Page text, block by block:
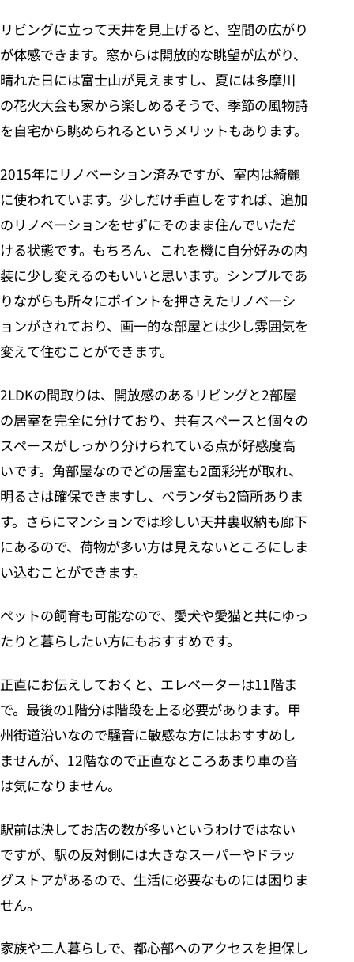
リビングに立って天井を見上げると、空間の広がり
が体感できます。窓からは開放的な眺望が広がり、
晴れた日には富士山が見えますし、夏には多摩川
の花火大会も家から楽しめるそうで、季節の風物詩
を自宅から眺められるというメリットもあります。
2015年にリノベーション済みですが、室内は綺麗
に使われています。少しだけ手直しをすれば、追加
のリノベーションをせずにそのまま住んでいただ
ける状態です。もちろん、これを機に自分好みの内
装に少し変えるのもいいと思います。シンプルであ
りながらも所々にポイントを押さえたリノベーシ
ョンがされており、画一的な部屋とは少し雰囲気を
変えて住むことができます。
2LDKの間取りは、開放感のあるリビングと2部屋
の居室を完全に分けており、共有スペースと個々の
スペースがしっかり分けられている点が好感度高
いです。角部屋なのでどの居室も2面彩光が取れ、
明るさは確保できますし、ベランダも2箇所ありま
す。さらにマンションでは珍しい天井裏収納も廊下
にあるので、荷物が多い方は見えないところにしま
い込むことができます。
ペットの飼育も可能なので、愛犬や愛猫と共にゆっ
たりと暮らしたい方にもおすすめです。
正直にお伝えしておくと、エレベーターは11階ま
で。最後の1階分は階段を上る必要があります。甲
州街道沿いなので騒音に敏感な方にはおすすめし
ませんが、12階なので正直なところあまり車の音
は気になりません。
駅前は決してお店の数が多いというわけではない
ですが、駅の反対側には大きなスーパーやドラッ
グストアがあるので、生活に必要なものには困りま
せん。
家族や二人暮らしで、都心部へのアクセスを担保し